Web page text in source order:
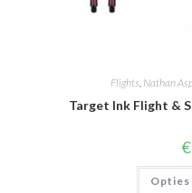
Flights, Nathan
Target Ink Flight &
€